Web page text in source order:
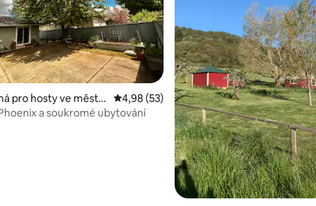
4,9 z 5, 105 hodnocení
pro hosty ve městě
Průměrné hodnocení 4,98 z 5, 53
4,98 (53)
a soukromé ubytování